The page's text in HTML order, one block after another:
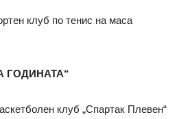
клуб по тенис на маса
ГОДИНАТА“
клуб „Спартак Плевен“